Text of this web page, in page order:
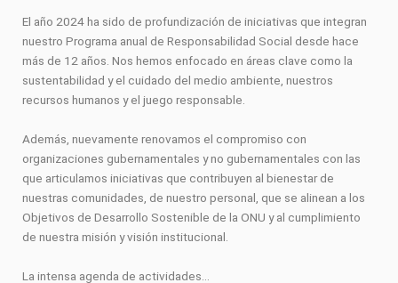
El año 2024 ha sido de profundización de iniciativas que integran
nuestro Programa anual de Responsabilidad Social desde hace
más de 12 años. Nos hemos enfocado en áreas clave como la
sustentabilidad y el cuidado del medio ambiente, nuestros
recursos humanos y el juego responsable.
Además, nuevamente renovamos el compromiso con
organizaciones gubernamentales y no gubernamentales con las
que articulamos iniciativas que contribuyen al bienestar de
nuestras comunidades, de nuestro personal, que se alinean a los
Objetivos de Desarrollo Sostenible de la ONU y al cumplimiento
de nuestra misión y visión institucional.
La intensa agenda de actividades…